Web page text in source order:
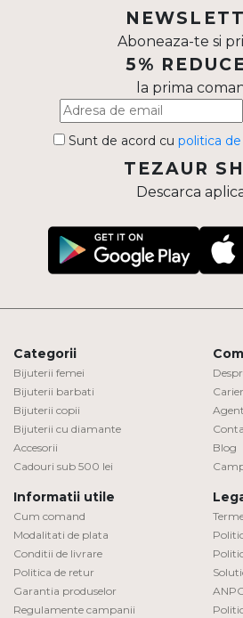
Aboneaza-te si
5%
la prima
Sunt de acord cu politica
TEZAUR
Descarca
Categorii
Bijuterii femei
Bijuterii barbati
Bijuterii copii
Bijuterii cu diamante
Accesorii
Cadouri sub 500 lei
Blog
Informatii utile
Cum comand
Modalitati de plata
Conditii de livrare
Politica de retur
Garantia produselor
Regulamente campanii